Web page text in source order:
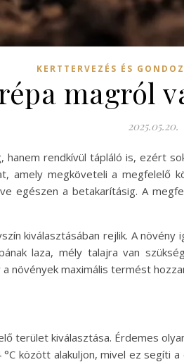
KERTTERVEZÉS ÉS
magról
2025.05.20.
rendkívül tápláló is, ezért
amely megköveteli a megfelelő
egészen a betakarításig. A
kiválasztásában rejlik. A
laza, mély talajra van
növények maximális termést
terület kiválasztása. Érdemes
között alakuljon, mivel ez segíti